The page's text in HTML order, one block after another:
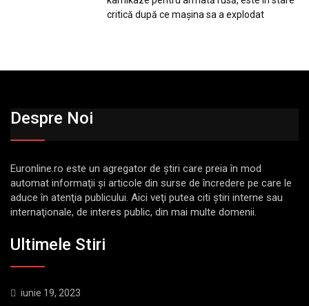
critică după ce mașina sa a explodat
Despre Noi
Euronline.ro este un agregator de ştiri care preia în mod
automat informaţii şi articole din surse de încredere pe care le
aduce în atenţia publicului. Aici veţi putea citi ştiri interne sau
internaţionale, de interes public, din mai multe domenii.
Ultimele Stiri
iunie 19, 2023